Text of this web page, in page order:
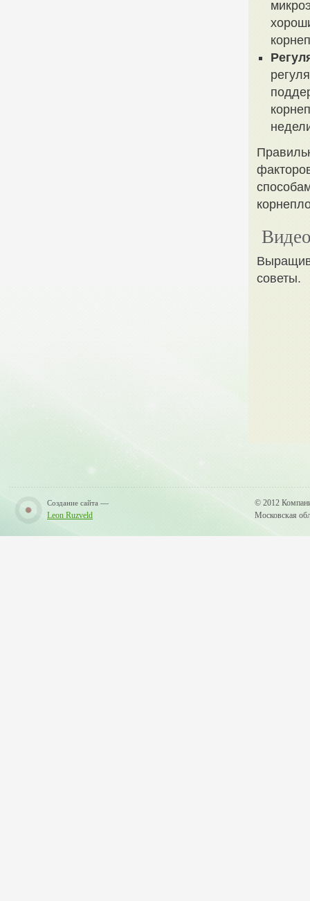
советы.
Создание сайта —
Leon Ruzveld
© 2012
Московская